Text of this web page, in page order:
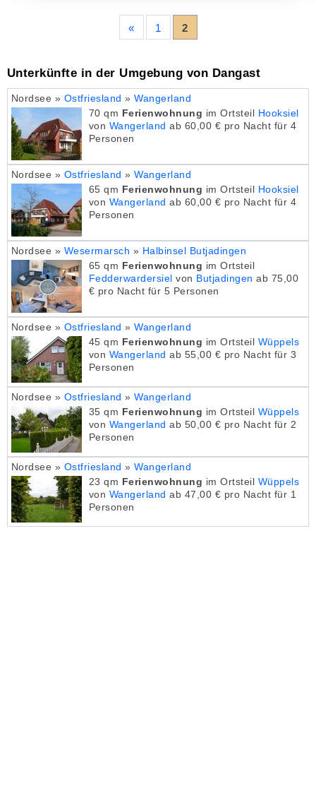
« 1 2
Unterkünfte in der Umgebung von Dangast
Nordsee » Ostfriesland »Wangerland
70 qm Ferienwohnung im Ortsteil
Hooksiel
von Wangerland ab 60,00 € pro Nacht für 4
Personen
Nordsee » Ostfriesland »Wangerland
65 qm Ferienwohnung im Ortsteil
Hooksiel
von Wangerland ab 60,00 € pro Nacht für 4
Personen
Nordsee » Wesermarsch » Halbinsel Butjadingen
65 qm Ferienwohnung im Ortsteil
Fedderwardersiel von Butjadingen ab 75,00
€ pro Nacht für 5 Personen
Nordsee » Ostfriesland »Wangerland
45 qm Ferienwohnung im Ortsteil Wüppels
von Wangerland ab 55,00 € pro Nacht für 3
Personen
Nordsee » Ostfriesland »Wangerland
35 qm Ferienwohnung im Ortsteil Wüppels
von Wangerland ab 50,00 € pro Nacht für 2
Personen
Nordsee » Ostfriesland »Wangerland
23 qm Ferienwohnung im Ortsteil Wüppels
von Wangerland ab 47,00 € pro Nacht für 1
Personen